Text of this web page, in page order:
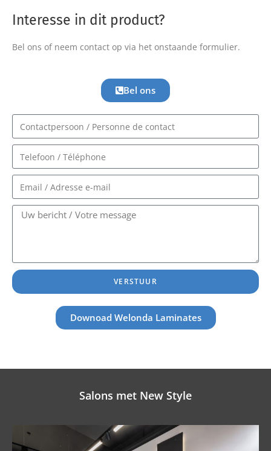
Interesse in dit product?
Bel ons of neem contact op via het onstaande formulier.
Bel ons
VERSTUUR
Downoad Welonda Laminates
Salons met New Style